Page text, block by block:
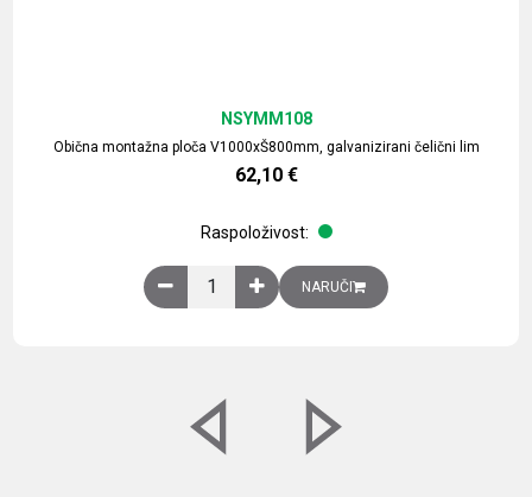
Obična montažna ploča V1000xŠ800mm, galvanizirani čelični lim
NSYMM108
62,10 €
Raspoloživost:
Obična montažna ploča V1000xŠ800mm,
NARUČI